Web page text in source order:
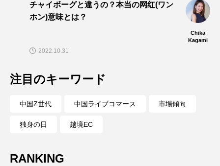
チャイボーグと違うの？本当の网红(ワン
ホン)意味とは？
Chika
Kagami
2022.10.31
注目のキーワード
中国Z世代 中国ライブコマース 市場傾向
独身の日 越境EC
RANKING